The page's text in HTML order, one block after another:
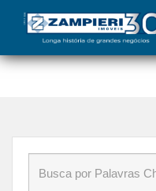
Início»Blog»digital